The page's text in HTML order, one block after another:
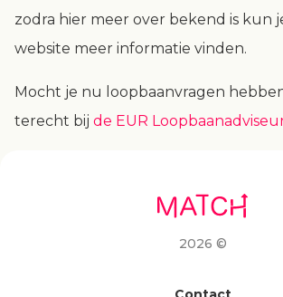
zodra hier meer over bekend is kun
website meer informatie vinden.
Mocht je nu loopbaanvragen
terecht bij de EUR
2026 ©